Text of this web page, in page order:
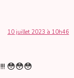
10 juillet 2023 à 10h46
😳😳😳